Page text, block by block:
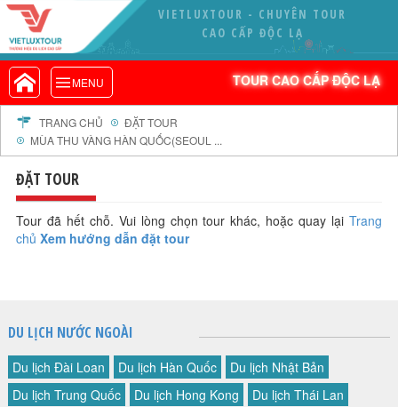
VIETLUXTOUR - CHUYÊN TOUR
CAO CẤP ĐỘC LẠ
MENU TOUR CAO CẤP ĐỘC LẠ
VIETLUXTOUR.COM
TOUR CAO CẤP ĐỘC LẠ
TOUR TRONG NƯỚC
TOUR NƯỚC NGOÀI
TOUR KHỞI HÀNH TỪ HÀ NỘI
TOUR KHỞI HÀNH TỪ ĐÀ NẴNG
TOUR KHỞI HÀNH TỪ CẦN THƠ
TOUR ĐOÀN - M.I.C.E
HỒ SƠ NĂNG LỰC
PROFILE EN
THƯ KHEN VIETLUXTOUR
TRANG CHỦ
ĐẶT TOUR
MÙA THU VÀNG HÀN QUỐC(SEOUL ...
ĐẶT TOUR
Tour đã hết chỗ. Vui lòng chọn tour khác, hoặc quay lạiTrang
chủ Xem hướng dẫn đặt tour
DU LỊCH NƯỚC NGOÀI
Du lịch Đài Loan Du lịch Hàn Quốc
Du lịch Nhật Bản
Du lịch Trung Quốc
Du lịch Hong Kong
Du lịch Thái Lan